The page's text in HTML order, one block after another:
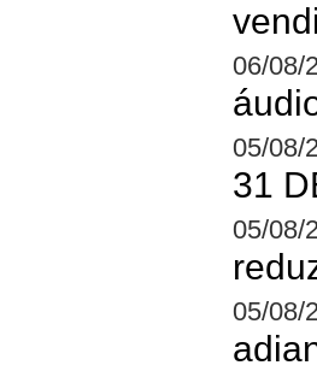
06/08/
05/08/
31
05/08/
05/08/